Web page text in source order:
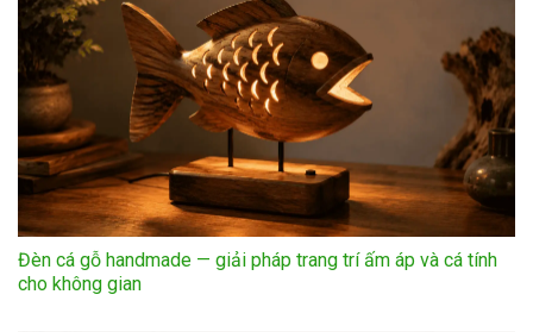
Đèn cá gỗ handmade — giải pháp trang trí ấm áp và cá tính
cho không gian